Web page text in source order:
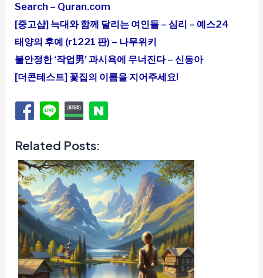
Search – Quran.com
[중고샵] 늑대와 함께 달리는 여인들 – 심리 – 예스24
태양의 후예 (r1221 판) – 나무위키
불안정한 ‘작업男’ 과시욕에 무너진다 – 신동아
[더콘테스트] 꽃집의 이름을 지어주세요!
Related Posts: